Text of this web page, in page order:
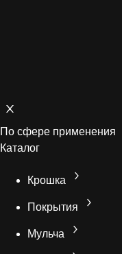
По сфере применения
Каталог
Крошка
Покрытия
Мульча